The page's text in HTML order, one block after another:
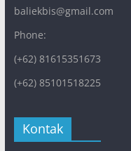
baliekbis@gmail.com
Phone:
(+62) 81615351673
(+62) 85101518225
Kontak